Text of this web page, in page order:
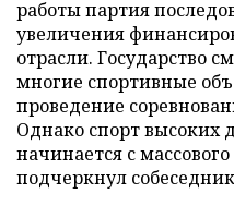
работы партия
увеличения
отрасли. Государство
многие спортивные
проведение
Однако спорт высоких
начинается с
подчеркнул